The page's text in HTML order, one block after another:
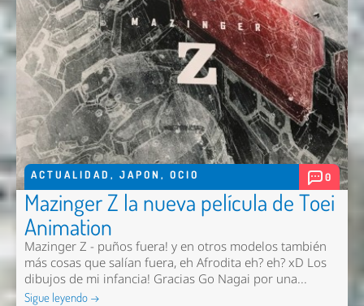
ACTUALIDAD , JAPON , OCIO 0
Mazinger Z la nueva película de Toei
Animation
Mazinger Z - puños fuera! y en otros modelos también
más cosas que salían fuera, eh Afrodita eh? eh? xD Los
dibujos de mi infancia! Gracias Go Nagai por una...
Sigue leyendo →
Enviar